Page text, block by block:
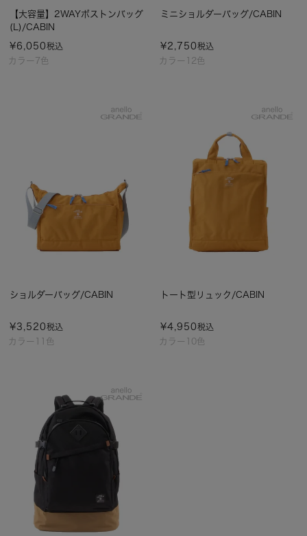
カラー7色
【大容量】2WAYボストンバッグ
(L)/CABIN
¥6,050税込
カラー12色
ミニショルダーバッグ/CABIN
¥2,750税込
カラー11色
ショルダーバッグ/CABIN
¥3,520税込
カラー10色
トート型リュック/CABIN
¥4,950税込